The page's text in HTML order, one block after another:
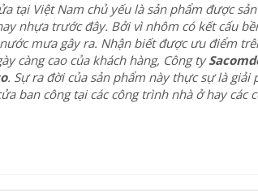
tại Việt Nam chủ yếu là sản phẩm được
nhựa trước đây. Bởi vì nhôm có kết cấu
mưa gây ra. Nhận biết được ưu điểm
càng cao của khách hàng, Công ty
. Sự ra đời của sản phẩm này thực sự là giải
ban công tại các công trình nhà ở hay các